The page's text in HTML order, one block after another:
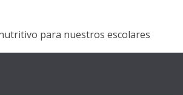
para nuestros escolares